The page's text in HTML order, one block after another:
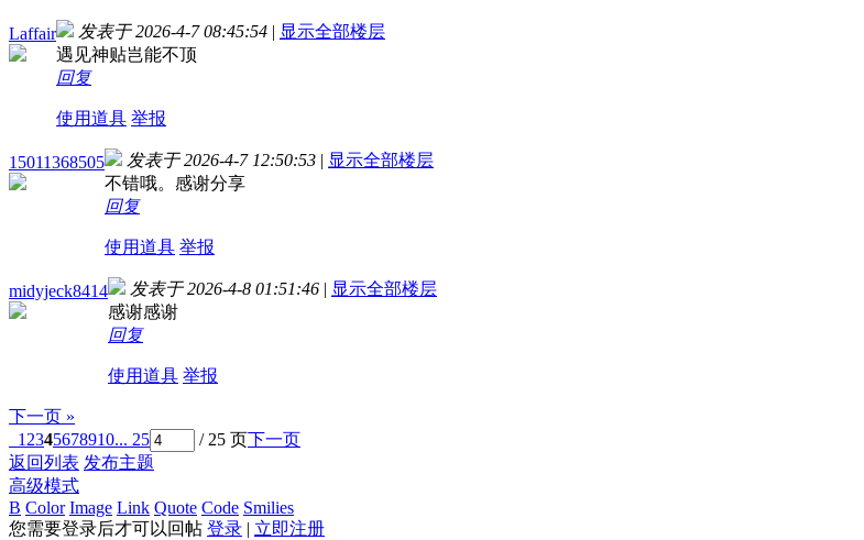
Laffair 发表于 2026-4-7 08:45:54 | 显示全部楼层
遇见神贴岂能不顶
回复
使用道具 举报
15011368505 发表于 2026-4-7 12:50:53 | 显示全部楼层
不错哦。感谢分享
回复
使用道具 举报
midyjeck8414 发表于 2026-4-8 01:51:46 | 显示全部楼层
感谢感谢
回复
使用道具 举报
下一页 »
1 2345678910... 25 / 25 页下一页
返回列表 发布主题
高级模式
B Color Image Link Quote Code Smilies
您需要登录后才可以回帖 登录 | 立即注册